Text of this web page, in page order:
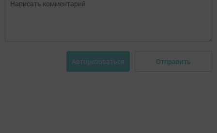
Авторизоваться Отправить